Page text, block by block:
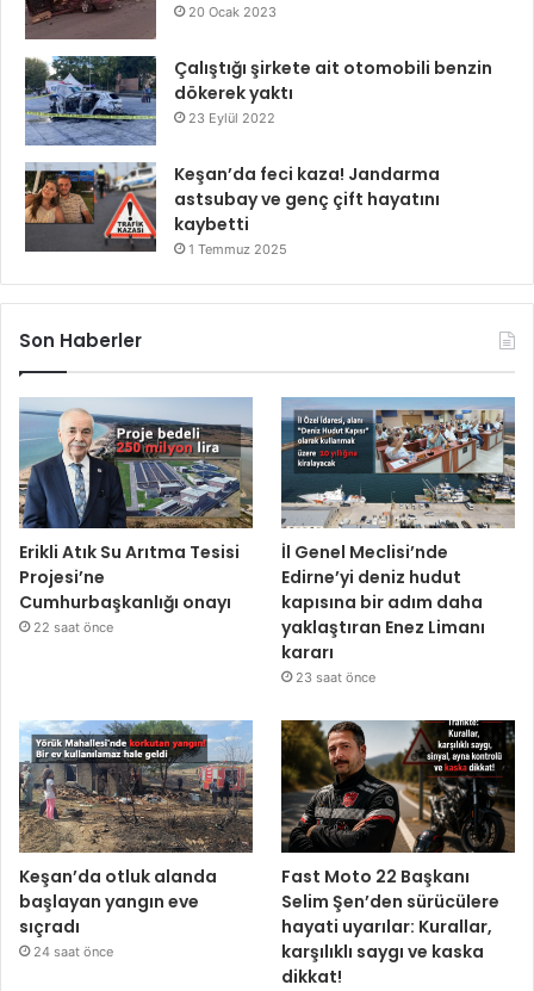
20 Ocak 2023
Çalıştığı şirkete ait otomobili benzin
dökerek yaktı
23 Eylül 2022
Keşan’da feci kaza! Jandarma
astsubay ve genç çift hayatını
kaybetti
1 Temmuz 2025
Son Haberler
Erikli Atık Su Arıtma Tesisi
Projesi’ne
Cumhurbaşkanlığı onayı
22 saat önce
İl Genel Meclisi’nde
Edirne’yi deniz hudut
kapısına bir adım daha
yaklaştıran Enez Limanı
kararı
23 saat önce
Keşan’da otluk alanda
başlayan yangın eve
sıçradı
24 saat önce
Fast Moto 22 Başkanı
Selim Şen’den sürücülere
hayati uyarılar: Kurallar,
karşılıklı saygı ve kaska
dikkat!